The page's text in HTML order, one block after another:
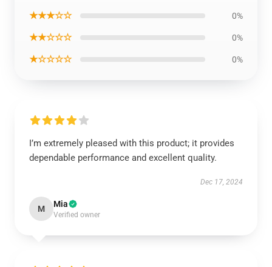
★★★☆☆ 0%
★★☆☆☆ 0%
★☆☆☆☆ 0%
I’m extremely pleased with this product; it provides
dependable performance and excellent quality.
Dec 17, 2024
M Mia
Verified owner